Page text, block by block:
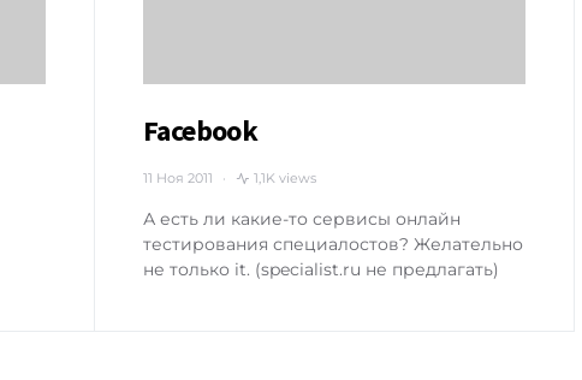
Facebook
11 Ноя 2011 1,1K views
А есть ли какие-то сервисы онлайн
тестирования специалостов? Желательно
не только it. (specialist.ru не предлагать)